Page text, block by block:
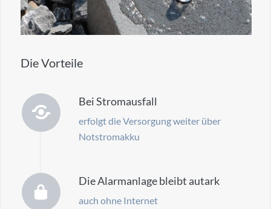
Die Vorteile
Bei Stromausfall
erfolgt die Versorgung weiter über
Notstromakku
Die Alarmanlage bleibt autark
auch ohne Internet